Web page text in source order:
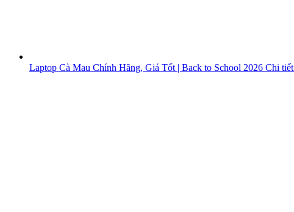
Laptop Cà Mau Chính Hãng, Giá Tốt | Back to School 2026 Chi tiết